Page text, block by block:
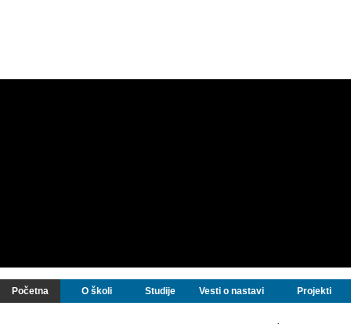
Početna O školi Studije Vesti o nastavi Projekti